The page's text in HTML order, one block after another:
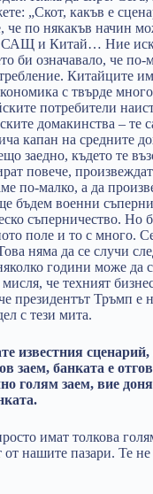
„Скот, какъв е
че по някакъв начин
САЩ и Китай… Ние
би означавало, че по-
Китайците
с твърде
потребители
домакинства – те
капан на средните
заедно, където те
повече,
по-малко, а да
бъдем военни
съперничество. Но
поле и то с много.
няма да се случи
години може да
че техният
президентът Тръмп е
с тези мита.
известния
заем, банката е
голям заем, вие
имат толкова
от нашите пазари. Те не